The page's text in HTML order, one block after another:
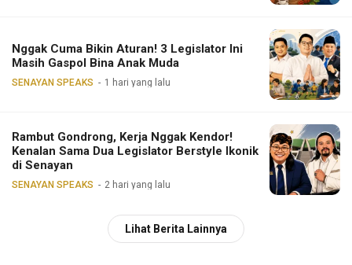
Nggak Cuma Bikin Aturan! 3 Legislator Ini
Masih Gaspol Bina Anak Muda
SENAYAN SPEAKS 1 hari yang lalu
Rambut Gondrong, Kerja Nggak Kendor!
Kenalan Sama Dua Legislator Berstyle Ikonik
di Senayan
SENAYAN SPEAKS 2 hari yang lalu
Lihat Berita Lainnya